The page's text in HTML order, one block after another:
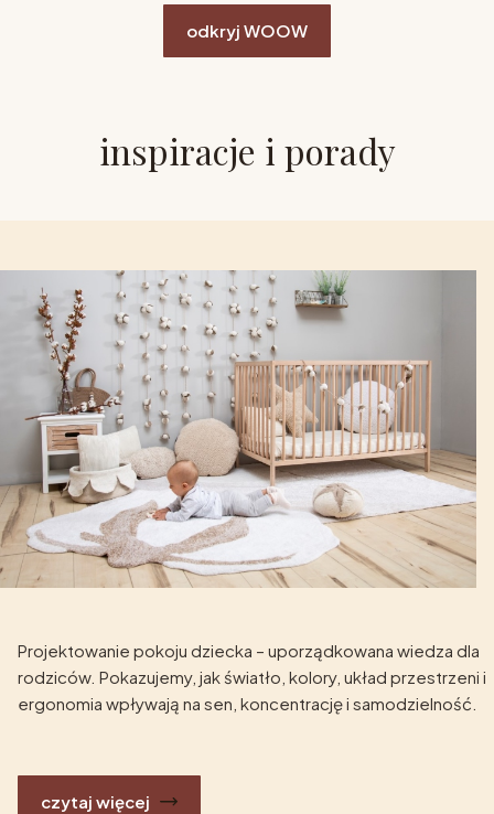
odkryj WOOW
inspiracje i porady
Projektowanie pokoju dziecka – uporządkowana wiedza dla
rodziców. Pokazujemy, jak światło, kolory, układ przestrzeni i
ergonomia wpływają na sen, koncentrację i samodzielność.
czytaj więcej